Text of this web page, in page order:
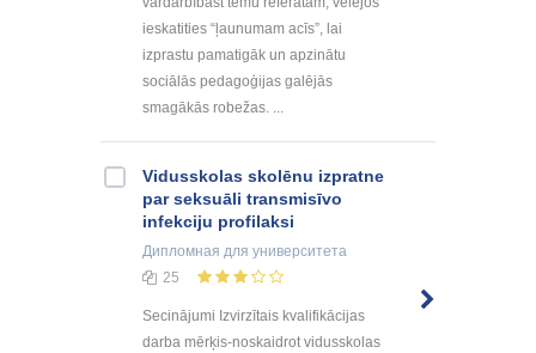
ieskatities “ļaunumam acīs”, lai
izprastu pamatigāk un apzinātu
sociālās pedagoģijas galējās
smagākās robežas. ...
Vidusskolas skolēnu izpratne
par seksuāli transmisīvo
infekciju profilaksi
Дипломная для университета
25
Secinājumi Izvirzītais kvalifikācijas
darba mērķis-noskaidrot vidusskolas